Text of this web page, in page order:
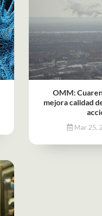
OMM:
mejora calidad
Mar 25,